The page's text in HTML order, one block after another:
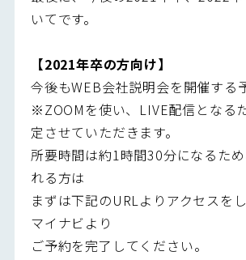
いてです。
【2021年卒の方向け】
今後もWEB会社説明会を開催する
※ZOOMを使い、LIVE配信となる
定させていただきます。
所要時間は約1時間30分になるた
れる方は
まずは下記のURLよりアクセスをし
マイナビより
ご予約を完了してください。